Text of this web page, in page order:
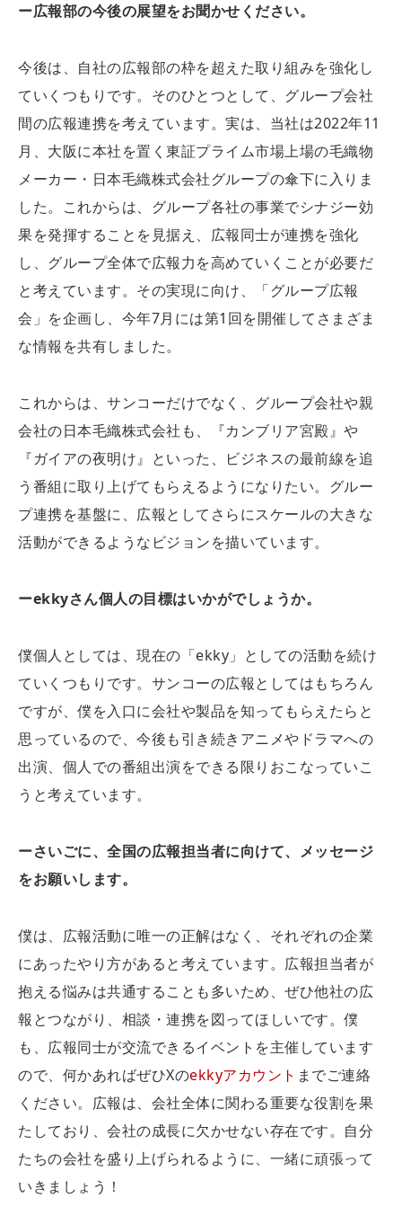
ー広報部の今後の展望をお聞かせください。
今後は、自社の広報部の枠を超えた取り組みを強化し
ていくつもりです。そのひとつとして、グループ会社
間の広報連携を考えています。実は、当社は2022年11
月、大阪に本社を置く東証プライム市場上場の毛織物
メーカー・日本毛織株式会社グループの傘下に入りま
した。これからは、グループ各社の事業でシナジー効
果を発揮することを見据え、広報同士が連携を強化
し、グループ全体で広報力を高めていくことが必要だ
と考えています。その実現に向け、「グループ広報
会」を企画し、今年7月には第1回を開催してさまざま
な情報を共有しました。
これからは、サンコーだけでなく、グループ会社や親
会社の日本毛織株式会社も、『カンブリア宮殿』や
『ガイアの夜明け』といった、ビジネスの最前線を追
う番組に取り上げてもらえるようになりたい。グルー
プ連携を基盤に、広報としてさらにスケールの大きな
活動ができるようなビジョンを描いています。
ーekkyさん個人の目標はいかがでしょうか。
僕個人としては、現在の「ekky」としての活動を続け
ていくつもりです。サンコーの広報としてはもちろん
ですが、僕を入口に会社や製品を知ってもらえたらと
思っているので、今後も引き続きアニメやドラマへの
出演、個人での番組出演をできる限りおこなっていこ
うと考えています。
ーさいごに、全国の広報担当者に向けて、メッセージ
をお願いします。
僕は、広報活動に唯一の正解はなく、それぞれの企業
にあったやり方があると考えています。広報担当者が
抱える悩みは共通することも多いため、ぜひ他社の広
報とつながり、相談・連携を図ってほしいです。僕
も、広報同士が交流できるイベントを主催しています
ので、何かあればぜひXのekkyアカウント までご連絡
ください。広報は、会社全体に関わる重要な役割を果
たしており、会社の成長に欠かせない存在です。自分
たちの会社を盛り上げられるように、一緒に頑張って
いきましょう！